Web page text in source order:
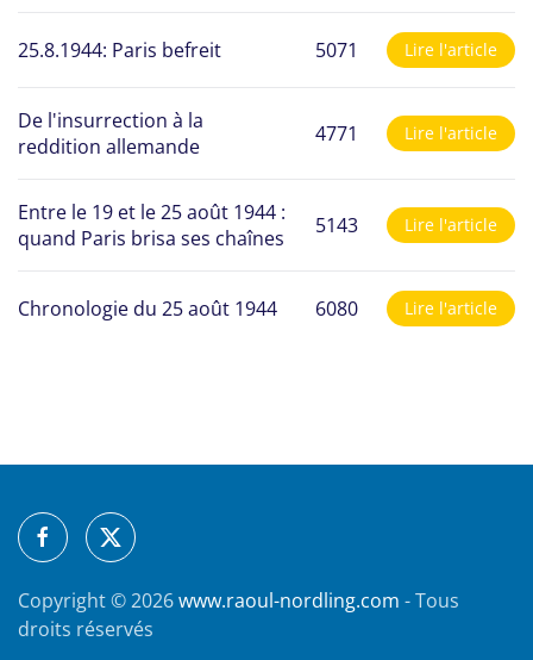
25.8.1944: Paris befreit 5071 Lire l'article
De l'insurrection à la
reddition allemande
4771 Lire l'article
Entre le 19 et le 25 août 1944 :
quand Paris brisa ses chaînes
5143 Lire l'article
Chronologie du 25 août 1944 6080 Lire l'article
Copyright ©2026www.raoul-nordling.com - Tous
droits réservés